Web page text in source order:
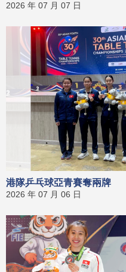
2026 年 07 月 07 日
港隊乒乓球亞青賽奪兩牌
2026 年 07 月 06 日